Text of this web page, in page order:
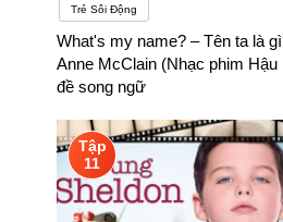
Trẻ Sôi Động
What's my name? – Tên ta là
Anne McClain (Nhạc phim Hậu
đề song ngữ
Tập
11